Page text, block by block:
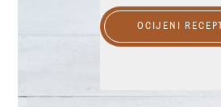
OCIJENI RECEPT